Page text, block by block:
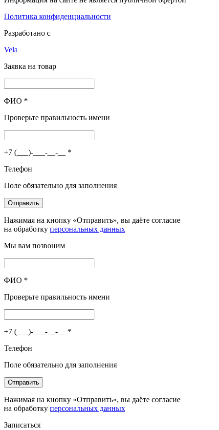
Политика конфиденциальности
Разработано с
Vela
Заявка на товар
ФИО *
Проверьте правильность имени
+7 (___)-___-__-__ *
Телефон
Поле обязательно для заполнения
Отправить
Нажимая на кнопку «Отправить», вы даёте согласие
на обработку персональных данных
Мы вам позвоним
ФИО *
Проверьте правильность имени
+7 (___)-___-__-__ *
Телефон
Поле обязательно для заполнения
Отправить
Нажимая на кнопку «Отправить», вы даёте согласие
на обработку персональных данных
Записаться